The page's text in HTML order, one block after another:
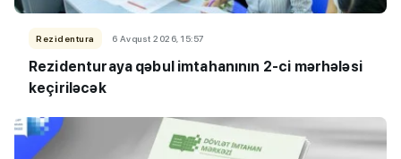
Rezidentura 6 Avqust 2026, 15:57
Rezidenturaya qəbul imtahanının 2-ci mərhələsi
keçiriləcək